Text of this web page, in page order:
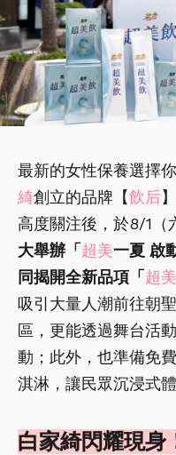
最新的女性保養選擇
綺創立的品牌【飲后
高度關注後，於8/1（
大舉辦「超美一夏 啟
同揭開全新品項「超
吸引大量人潮前往朝
區，更能透過舞台活
動；此外，也準備免
淇淋，讓民眾沉浸式
白家綺閃耀現身